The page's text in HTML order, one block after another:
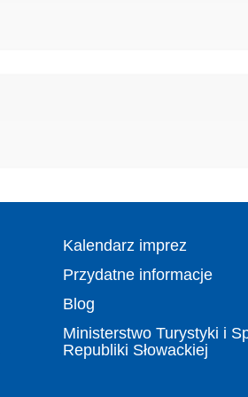
Kalendarz imprez
Przydatne informacje
Blog
Ministerstwo Turystyki i
Republiki Słowackiej